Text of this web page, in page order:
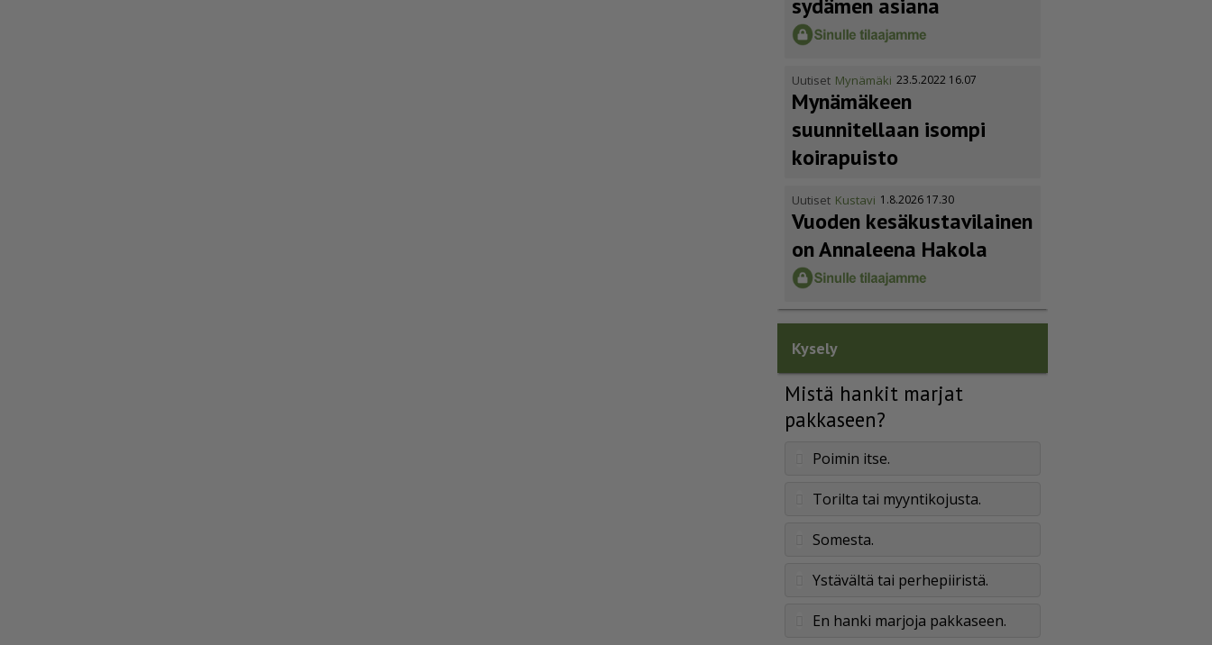
sydämen asiana
Uutiset Mynämäki 23.5.2022 16.07
Mynämäkeen
suunnitellaan isompi
koirapuisto
Uutiset Kustavi 1.8.2026 17.30
Vuoden kesäkus­ta­vi­lainen
on Annaleena Hakola
Kysely
Mistä hankit marjat
pakkaseen?
Poimin itse.
Torilta tai myyntikojusta.
Somesta.
Ystävältä tai perhepiiristä.
En hanki marjoja pakkaseen.